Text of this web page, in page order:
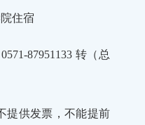
住宿
87951133 转（总
提供发票，不能提前